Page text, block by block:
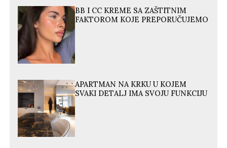
BB I CC KREME SA ZAŠTITNIM
FAKTOROM KOJE PREPORUČUJEMO
APARTMAN NA KRKU U KOJEM
SVAKI DETALJ IMA SVOJU FUNKCIJU